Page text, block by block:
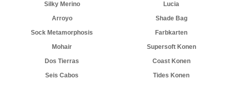
Silky Merino
Arroyo
Sock Metamorphosis
Mohair
Dos Tierras
Seis Cabos
Lucia
Shade Bag
Farbkarten
Supersoft Konen
Coast Konen
Tides Konen